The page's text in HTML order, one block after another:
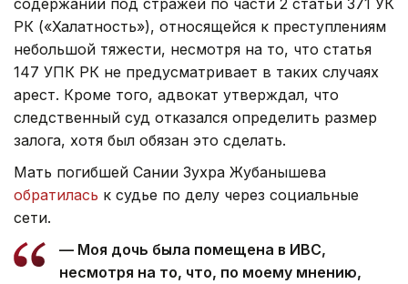
РК («Халатность»), относящейся к преступлениям
небольшой тяжести, несмотря на то, что статья
147 УПК РК не предусматривает в таких случаях
арест. Кроме того, адвокат утверждал, что
следственный суд отказался определить размер
залога, хотя был обязан это сделать.
Мать погибшей Сании Зухра Жубанышева
обратилась к судье по делу через социальные
сети.
— Моя дочь была помещена в ИВС,
несмотря на то, что, по моему мнению,